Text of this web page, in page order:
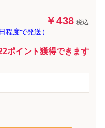
￥438 税込
程度で発送）
ポイント獲得できます